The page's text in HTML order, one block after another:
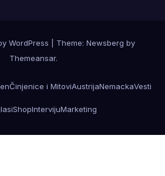
WordPress Theme: Newsberg by
Themeansar.
Činjenice i MitoviAustrijaNemackaVesti
ShopIntervijuMarketing